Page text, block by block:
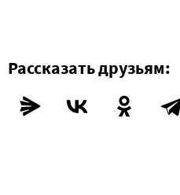
Рассказать друзьям: